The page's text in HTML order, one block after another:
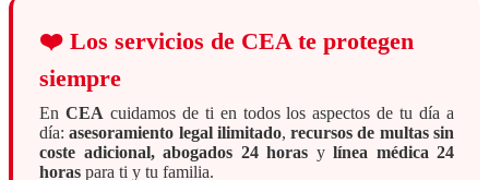
❤️ Los servicios de CEA te protegen
siempre
En CEA cuidamos de ti en todos los aspectos de tu día a
día:asesoramiento legal ilimitado,recursos de multas sin
coste adicional, abogados 24 horas y línea médica 24
horas para ti y tu familia.